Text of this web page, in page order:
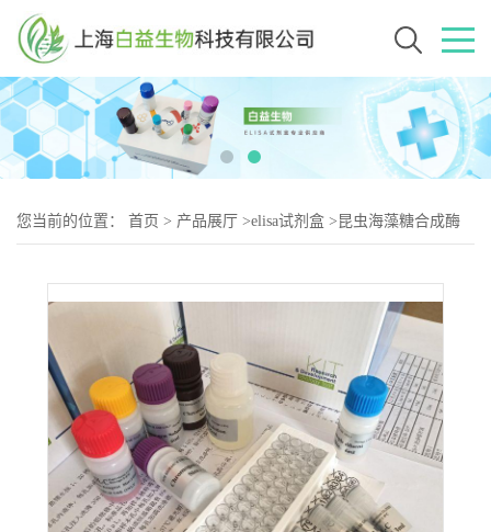
您当前的位置： 首页 > 产品展厅 >elisa试剂盒 > 昆虫海藻糖合成酶